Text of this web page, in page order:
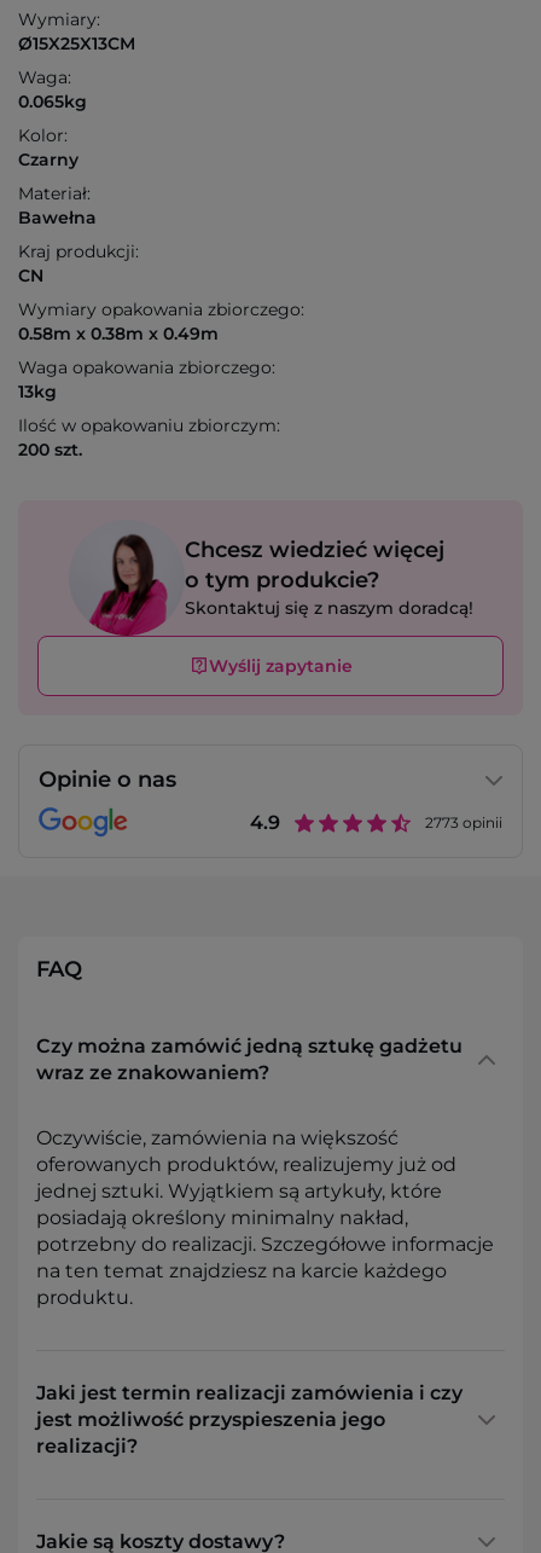
Wymiary:
Ø15X25X13CM
Waga:
0.065kg
Kolor:
Czarny
Materiał:
Bawełna
Kraj produkcji:
CN
Wymiary opakowania zbiorczego:
0.58m x 0.38m x 0.49m
Waga opakowania zbiorczego:
13kg
Ilość w opakowaniu zbiorczym:
200 szt.
Chcesz wiedzieć więcej
o tym produkcie?
Skontaktuj się z naszym doradcą!
Wyślij zapytanie
Opinie o nas
4.9 2773 opinii
FAQ
Czy można zamówić jedną sztukę gadżetu
wraz ze znakowaniem?
Oczywiście, zamówienia na większość
oferowanych produktów, realizujemy już od
jednej sztuki. Wyjątkiem są artykuły, które
posiadają określony minimalny nakład,
potrzebny do realizacji. Szczegółowe informacje
na ten temat znajdziesz na karcie każdego
produktu.
Jaki jest termin realizacji zamówienia i czy
jest możliwość przyspieszenia jego
realizacji?
Jakie są koszty dostawy?